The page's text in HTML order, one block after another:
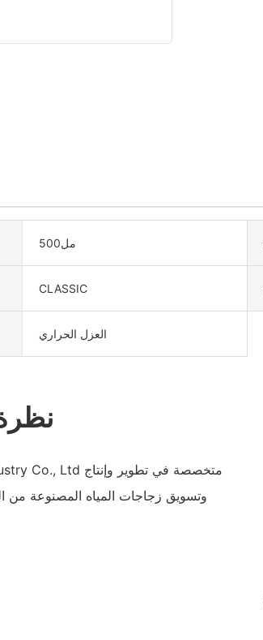
مل500
CLASSIC
العزل الحراري
وتسويق زجاجات المياه المصنوعة من